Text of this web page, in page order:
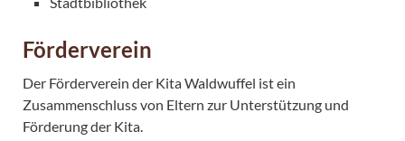
Förderverein
Der Förderverein der Kita Waldwuffel ist ein
Zusammenschluss von Eltern zur Unterstützung und
Förderung der Kita.